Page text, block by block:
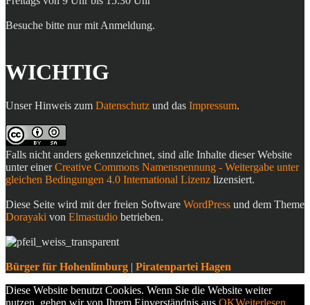
Besuche bitte nur mit Anmeldung.
WICHTIG
Unser Hinweis zum Datenschutz und das Impressum.
Falls nicht anders gekennzeichnet, sind alle Inhalte dieser Website
unter einerCreative Commons Namensnennung - Weitergabe unter
gleichen Bedingungen 4.0 International Lizenz lizensiert.
Diese Seite wird mit der freien Software WordPress und dem Theme
Dorayaki von Elmastudio betrieben.
Bürger für Hohenlimburg | Piratenpartei Hagen
Diese Website benutzt Cookies. Wenn Sie die Website weiter
nutzen, gehen wir von Ihrem Einverständnis aus. OKWeiterlesen